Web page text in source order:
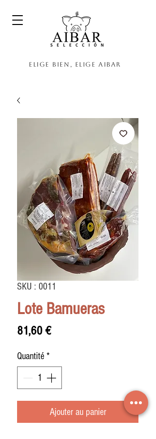
Elige bien, elige Aibar
SKU : 0011
Lote Bamueras
81,60 €Prix
Quantité *
Ajouter au panier